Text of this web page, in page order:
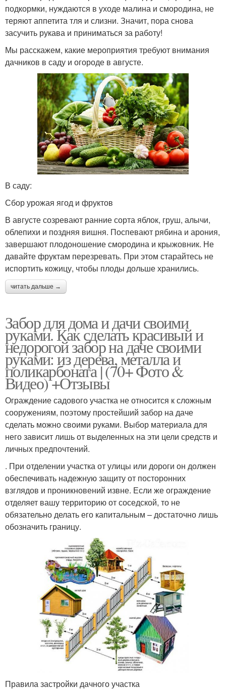
подкормки, нуждаются в уходе малина и смородина, не
теряют аппетита тля и слизни. Значит, пора снова
засучить рукава и приниматься за работу!
Мы расскажем, какие мероприятия требуют внимания
дачников в саду и огороде в августе.
В саду:
Сбор урожая ягод и фруктов
В августе созревают ранние сорта яблок, груш, алычи,
облепихи и поздняя вишня. Поспевают рябина и арония,
завершают плодоношение смородина и крыжовник. Не
давайте фруктам перезревать. При этом старайтесь не
испортить кожицу, чтобы плоды дольше хранились.
читать дальше →
Забор для дома и дачи своими
руками. Как сделать красивый и
недорогой забор на даче своими
руками: из дерева, металла и
поликарбоната | (70+ Фото &
Видео) +Отзывы
Ограждение садового участка не относится к сложным
сооружениям, поэтому простейший забор на даче
сделать можно своими руками. Выбор материала для
него зависит лишь от выделенных на эти цели средств и
личных предпочтений.
. При отделении участка от улицы или дороги он должен
обеспечивать надежную защиту от посторонних
взглядов и проникновений извне. Если же ограждение
отделяет вашу территорию от соседской, то не
обязательно делать его капитальным – достаточно лишь
обозначить границу.
Правила застройки дачного участка